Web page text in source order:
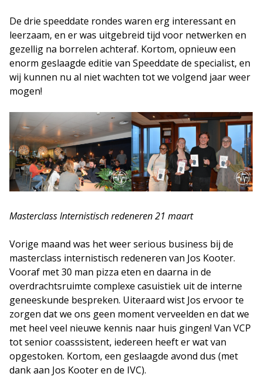
De drie speeddate rondes waren erg interessant en
leerzaam, en er was uitgebreid tijd voor netwerken en
gezellig na borrelen achteraf. Kortom, opnieuw een
enorm geslaagde editie van Speeddate de specialist, en
wij kunnen nu al niet wachten tot we volgend jaar weer
mogen!
Masterclass Internistisch redeneren 21 maart
Vorige maand was het weer serious business bij de
masterclass internistisch redeneren van Jos Kooter.
Vooraf met 30 man pizza eten en daarna in de
overdrachtsruimte complexe casuistiek uit de interne
geneeskunde bespreken. Uiteraard wist Jos ervoor te
zorgen dat we ons geen moment verveelden en dat we
met heel veel nieuwe kennis naar huis gingen! Van VCP
tot senior coasssistent, iedereen heeft er wat van
opgestoken. Kortom, een geslaagde avond dus (met
dank aan Jos Kooter en de IVC).